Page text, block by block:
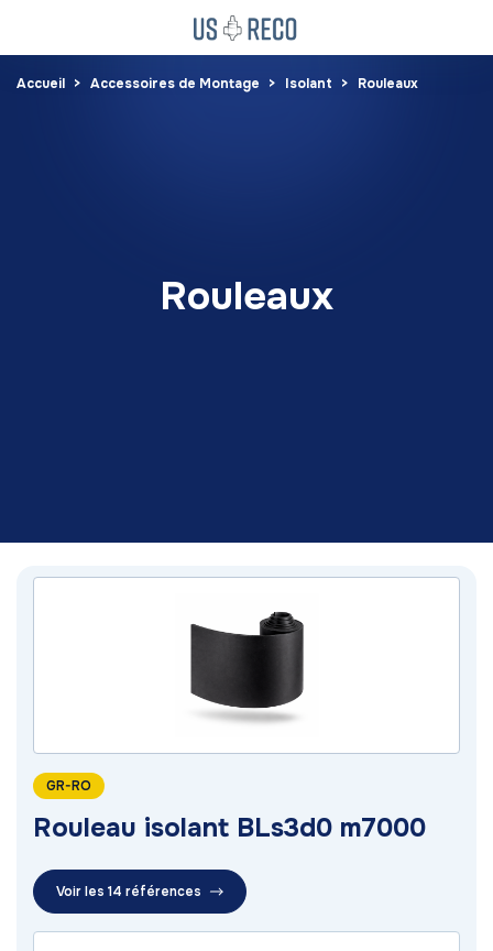
Accueil Accessoires de Montage Isolant Rouleaux
Rouleaux
GR-RO
Rouleau isolant BLs3d0 m7000
Voir les 14 références